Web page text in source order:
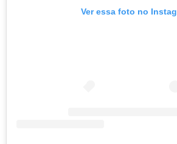
Ver essa foto no